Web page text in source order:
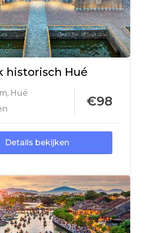
historisch Hué
, Hué
€98
Details bekijken